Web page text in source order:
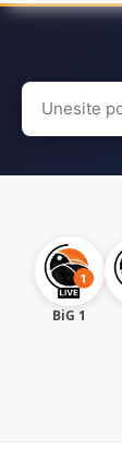
Search
for:
BiG 1